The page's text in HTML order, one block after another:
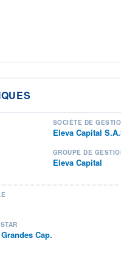
SOCIÉTÉ DE
Eleva Capital
GROUPE DE
Eleva Capital
Cap.